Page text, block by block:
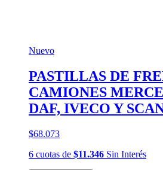
Nuevo
PASTILLAS DE
CAMIONES
DAF, IVECO Y
$68.073
6 cuotas de $11.346 Sin Interés